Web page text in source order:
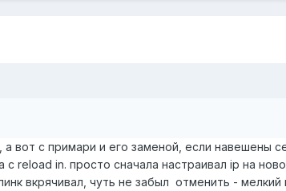
вот с примари и его заменой, если навешены
reload in. просто сначала настраивал ip на
вкрячивал, чуть не забыл отменить - мелкий